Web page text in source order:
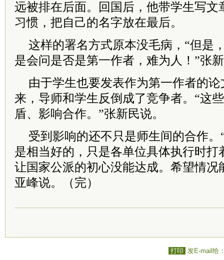
远被排在后面。回国后，他带学生写文
习惯，把自己的名字放在最后。
这样的署名方式原本没毛病，“但是
是会问是否是第一作者，难为人！”张
由于学生也要发表作为第一作者的
来，导师和学生反倒成了竞争者。“这
盾、影响合作。”张新民说。
受到影响的还不只是师生间的合作
是相当好的，只是各单位具体执行时打
让国家公派的初心没能达成。希望情况
亚峰说。（完）
打印 发E-mail给